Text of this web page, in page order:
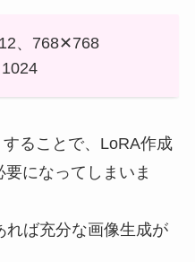
、768✕768
ることで、LoRA作成
になってしまいま
れば充分な画像生成が